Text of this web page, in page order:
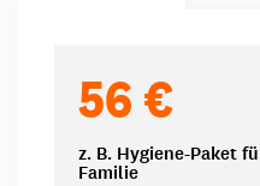
56 €
z. B. Hygiene-Paket
Familie